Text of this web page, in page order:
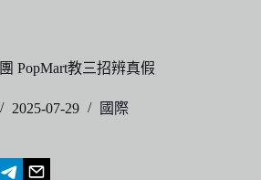
PopMart教三招辨真假
2025-07-29 國際